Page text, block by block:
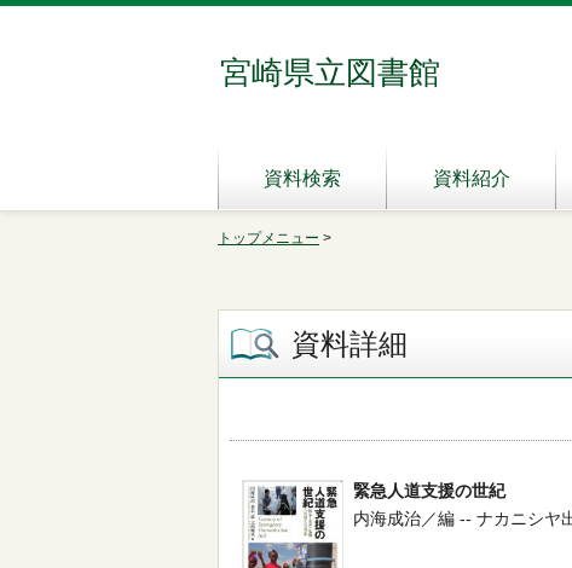
宮崎県立図書館
資料検索 資料紹介
トップメニュー >
資料詳細
緊急人道支援の世紀
内海成治／編 -- ナカニシヤ